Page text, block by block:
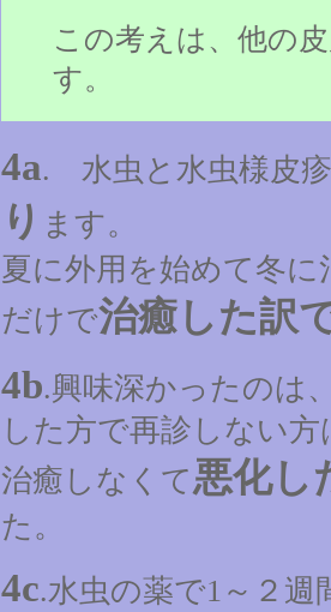
この考えは、他の
す。
4a. 水虫と水虫様皮
り ます。
夏に外用を始めて冬
だけで治癒した訳
4b.興味深かったのは
した方で再診しない
治癒しなくて悪化し
た。
4c.水虫の薬で1～２週